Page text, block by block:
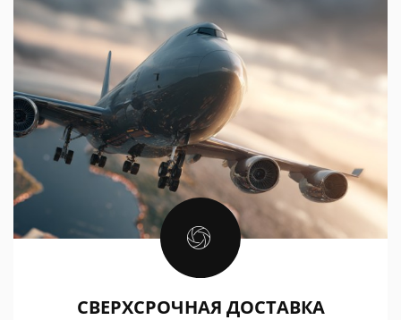
СВЕРХСРОЧНАЯ ДОСТАВКА